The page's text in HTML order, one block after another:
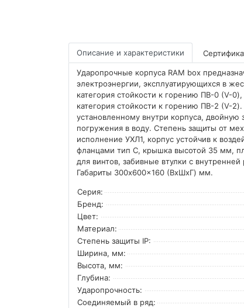
Описание и характеристики
Ударопрочные корпуса RAM box
электроэнергии, эксплуатирующихся в
категория стойкости к горению ПВ-0 (V-
категория стойкости к горению ПВ-2 (V-
установленному внутри корпуса, двойную
погружения в воду. Степень защиты от
исполнение УХЛ1, корпус устойчив к
фланцами тип C, крышка высотой 35 мм,
для винтов, забивные втулки с
Габариты 300x600x160 (ВхШхГ) мм.
Серия:
Бренд:
Цвет:
Материал:
Степень защиты IP:
Ширина, мм:
Высота, мм:
Глубина:
Ударопрочность:
Соединяемый в ряд: